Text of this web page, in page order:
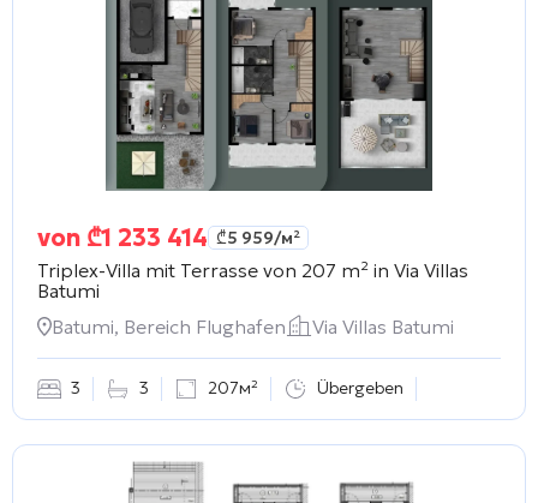
von ₾1 233 414 ₾5 959/м²
Triplex-Villa mit Terrasse von 207 m² in Via Villas
Batumi
Batumi, Bereich Flughafen
Via Villas Batumi
3 3 207м² Übergeben